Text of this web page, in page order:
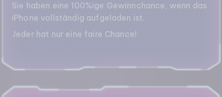
Sie haben eine 100%ige Gewinnchance, wenn das
iPhone vollständig aufgeladen ist.
Jeder hat nur eine faire Chance!